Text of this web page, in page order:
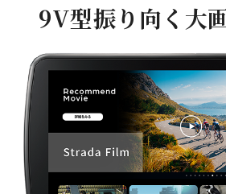
9V型振り向く大